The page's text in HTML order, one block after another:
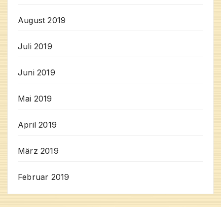
August 2019
Juli 2019
Juni 2019
Mai 2019
April 2019
März 2019
Februar 2019